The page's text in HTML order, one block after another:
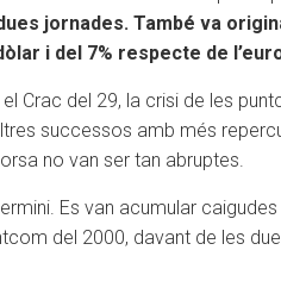
jornades. També va
i del 7% respecte de
Crac del 29, la crisi de les
successos amb més
no van ser tan abruptes.
Es van acumular
del 2000, davant de les